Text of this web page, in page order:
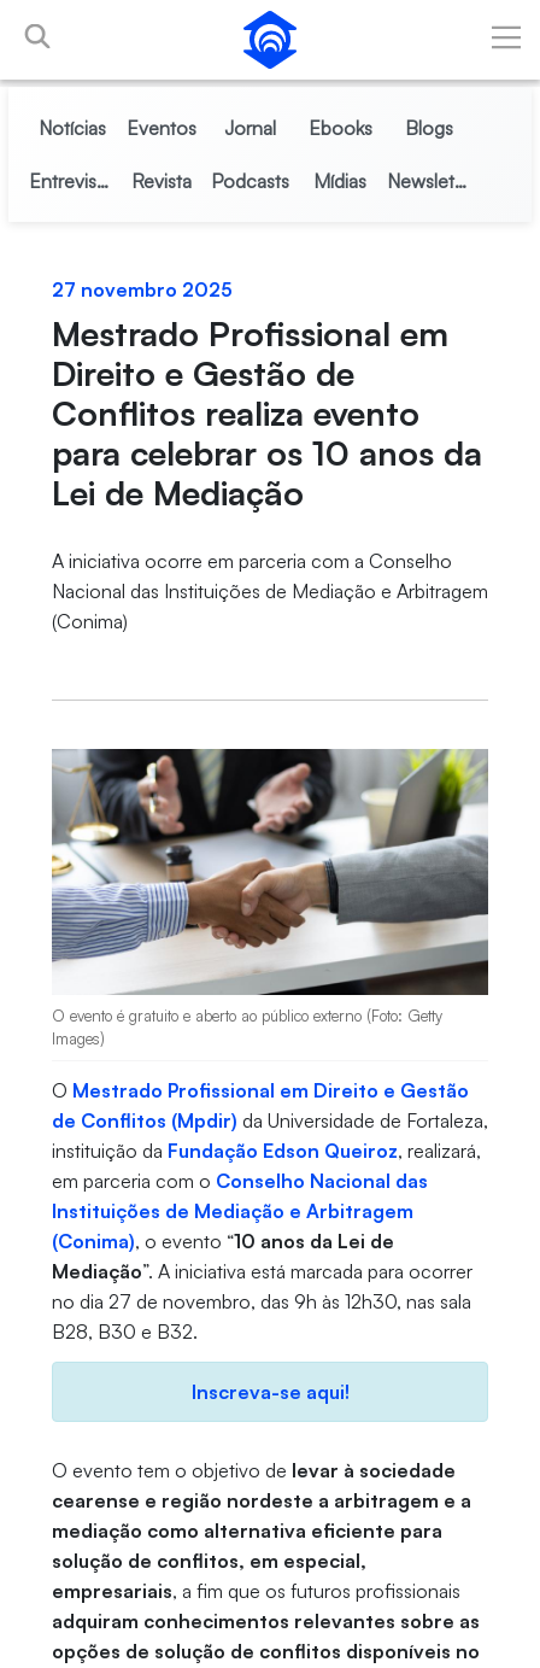
Pular para o Conteúdo principal
Notícias Eventos Jornal Ebooks Blogs
Entrevistas Revista Podcasts Mídias Newsletter
27 novembro 2025
Mestrado Profissional em
Direito e Gestão de
Conflitos realiza evento
para celebrar os 10 anos da
Lei de Mediação
A iniciativa ocorre em parceria com a Conselho
Nacional das Instituições de Mediação e Arbitragem
(Conima)
O evento é gratuito e aberto ao público externo (Foto: Getty
Images)
O Mestrado Profissional em Direito e Gestão
de Conflitos (Mpdir) da Universidade de Fortaleza,
instituição da Fundação Edson Queiroz, realizará,
em parceria com o Conselho Nacional das
Instituições de Mediação e Arbitragem
(Conima), o evento “10 anos da Lei de
Mediação”. A iniciativa está marcada para ocorrer
no dia 27 de novembro, das 9h às 12h30, nas sala
B28, B30 e B32.
Inscreva-se aqui!
O evento tem o objetivo de levar à sociedade
cearense e região nordeste a arbitragem e a
mediação como alternativa eficiente para
solução de conflitos, em especial,
empresariais, a fim que os futuros profissionais
adquiram conhecimentos relevantes sobre as
opções de solução de conflitos disponíveis no